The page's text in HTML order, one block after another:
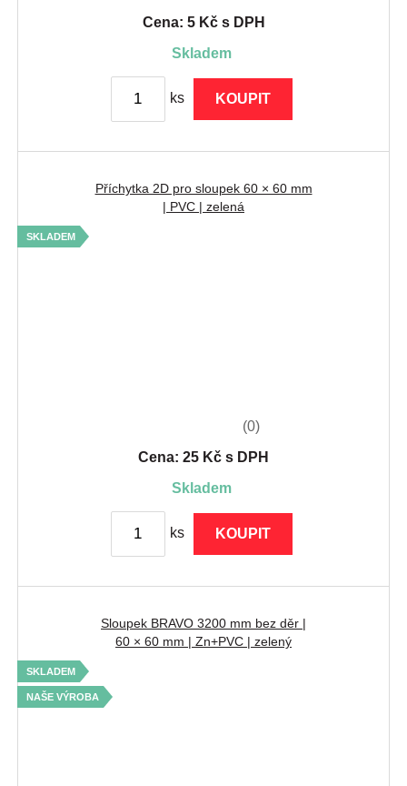
Cena: 5 Kč s DPH
skladem
ks KOUPIT
Příchytka 2D pro sloupek 60 × 60 mm
| PVC | zelená
SKLADEM
(0)
Cena: 25 Kč s DPH
skladem
ks KOUPIT
Sloupek BRAVO 3200 mm bez děr |
60 × 60 mm | Zn+PVC | zelený
SKLADEM
NAŠE VÝROBA